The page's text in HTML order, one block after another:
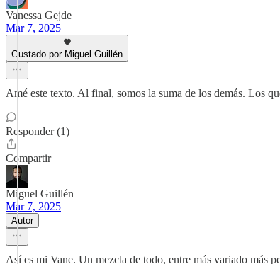
Vanessa Gejde
Mar 7, 2025
Gustado por Miguel Guillén
Amé este texto. Al final, somos la suma de los demás. Los
Responder (1)
Compartir
Miguel Guillén
Mar 7, 2025
Autor
Así es mi Vane. Un mezcla de todo, entre más variado más